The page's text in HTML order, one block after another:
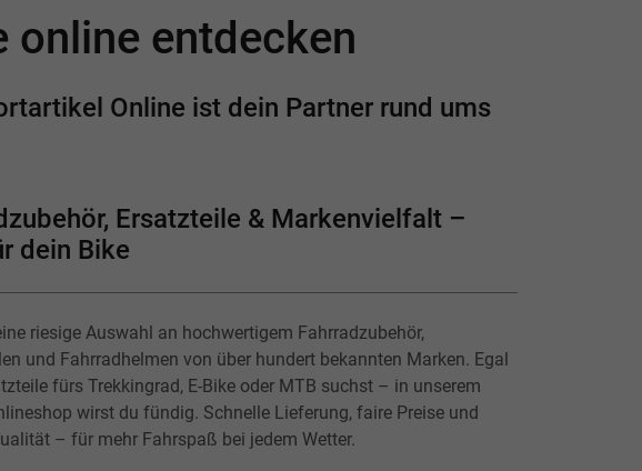
online entdecken
Online ist dein Partner rund ums
Ersatzteile & Markenvielfalt –
dein Bike
riesige Auswahl an hochwertigem Fahrradzubehör,
und Fahrradhelmen von über hundert bekannten Marken. Egal
fürs Trekkingrad, E-Bike oder MTB suchst – in unserem
wirst du fündig. Schnelle Lieferung, faire Preise und
– für mehr Fahrspaß bei jedem Wetter.